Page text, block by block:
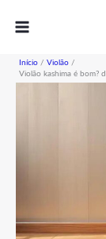
para
conteúdo
Início
Violão
Violão kashima é bom?